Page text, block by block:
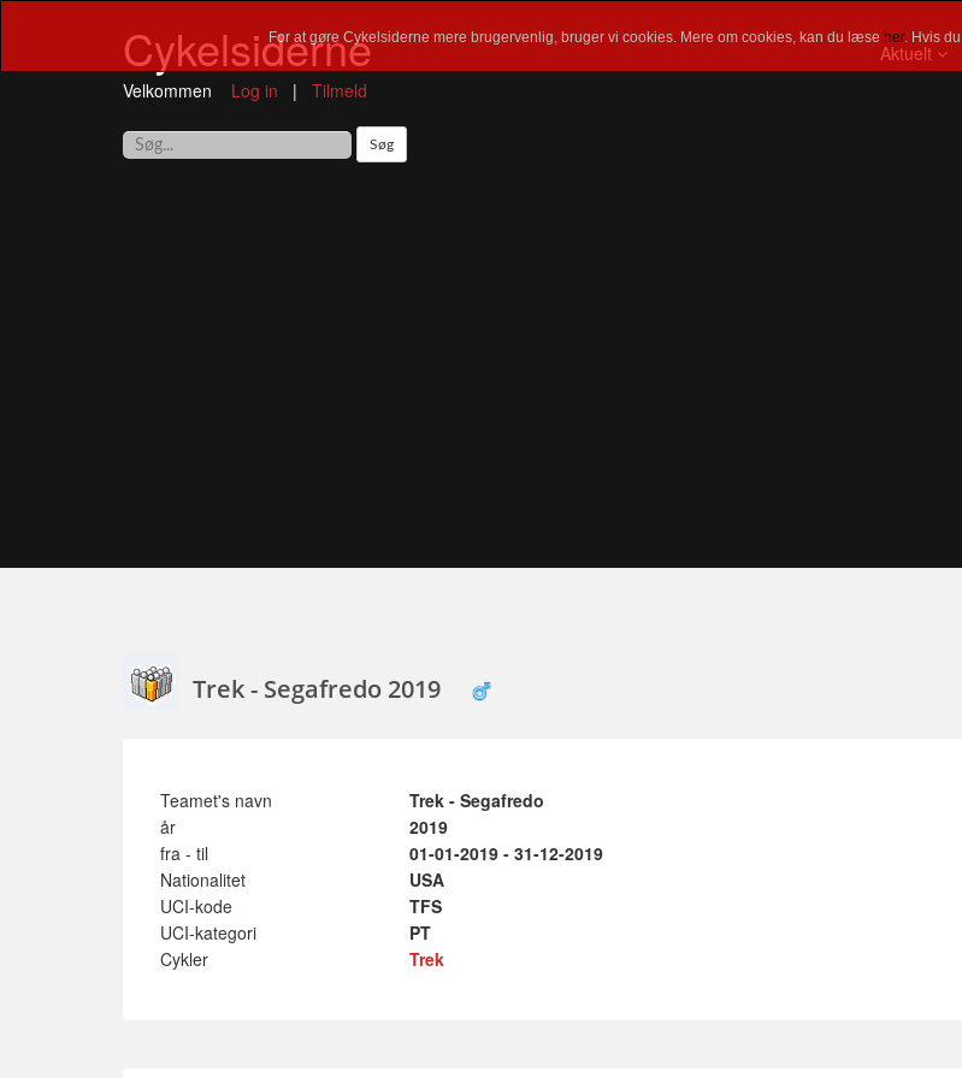
For at gøre Cykelsiderne mere brugervenlig, bruger vi cookies. Mere om cookies, kan du læse her. Hvis
Cykelsiderne
Velkommen Log in | Tilmeld
Aktuelt
Trek - Segafredo 2019
Teamet's navn
Trek - Segafredo
år
2019
fra - til
01-01-2019 - 31-12-2019
Nationalitet
USA
UCI-kode
TFS
UCI-kategori
PT
Cykler
Trek